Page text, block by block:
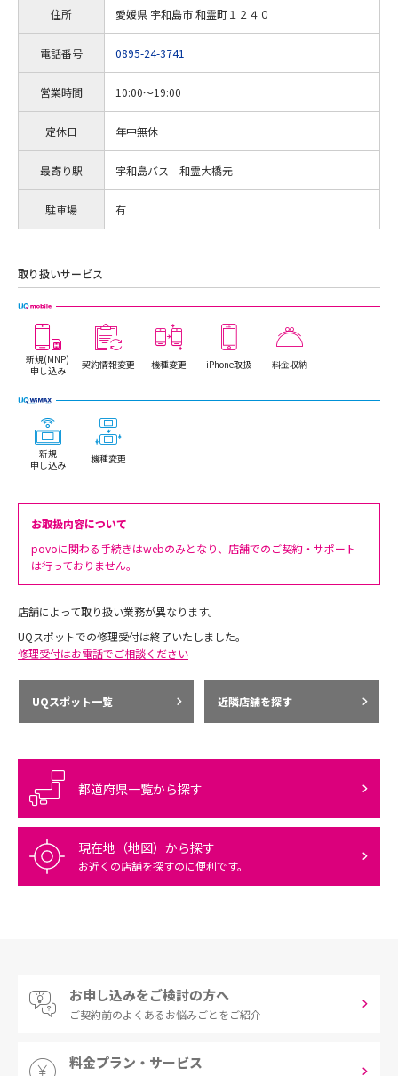
住所 愛媛県 宇和島市 和霊町１２４０
電話番号 0895-24-3741
営業時間 10:00～19:00
定休日 年中無休
最寄り駅 宇和島バス 和霊大橋元
駐車場 有
取り扱いサービス
新規(MNP)
申し込み
契約情報変更 機種変更 iPhone取扱 料金収納
新規
申し込み
機種変更
お取扱内容について
povoに関わる手続きはwebのみとなり、店舗でのご契約・サポート
は行っておりません。
店舗によって取り扱い業務が異なります。
UQスポットでの修理受付は終了いたしました。
修理受付はお電話でご相談ください
UQスポット一覧 近隣店舗を探す
都道府県一覧から探す
現在地（地図）から探す
お近くの店舗を探すのに便利です。
お申し込みをご検討の方へ
ご契約前のよくあるお悩みごとをご紹介
料金プラン・サービス